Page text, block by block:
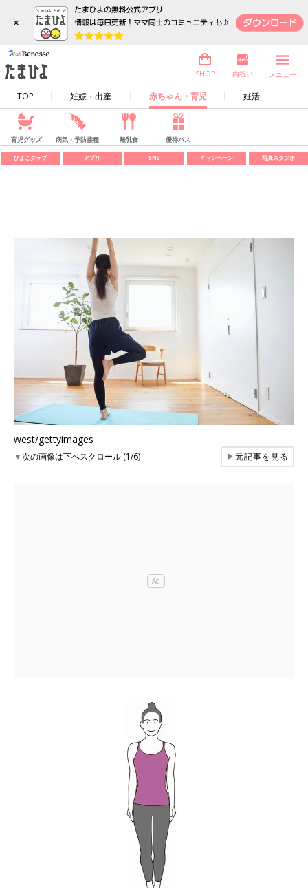
×
TOP 妊娠・出産 赤ちゃん・育児 妊活
SHOP 内祝い メニュー
育児グッズ 病気・予防接種 離乳食 優待パス
ひよこクラブ アプリ SNS キャンペーン 写真スタジオ
west/gettyimages
▼次の画像は下へスクロール (1/6) ▶元記事を見る